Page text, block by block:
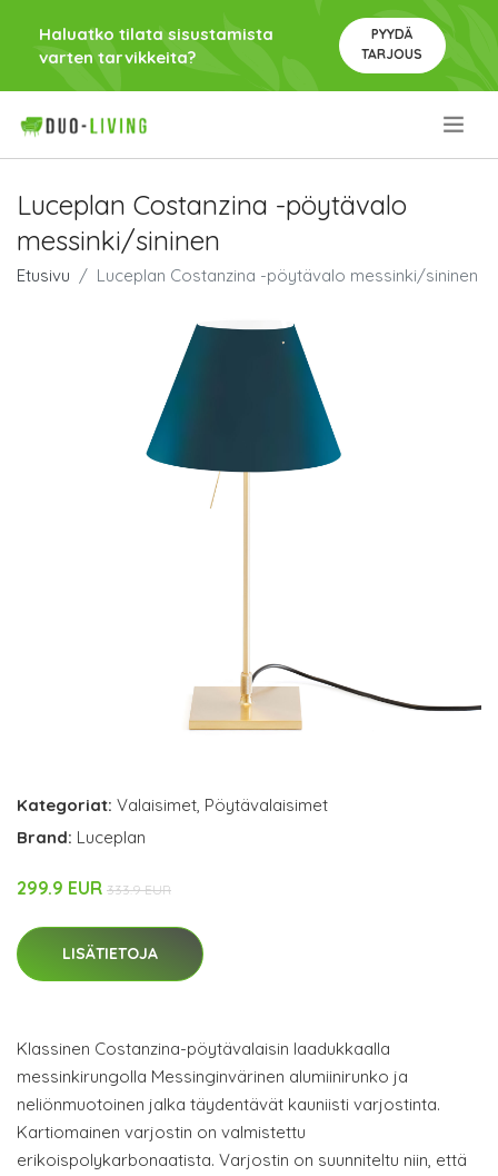
Haluatko tilata sisustamista
varten tarvikkeita?
PYYDÄ
TARJOUS
Luceplan Costanzina -pöytävalo
messinki/sininen
Etusivu Luceplan Costanzina -pöytävalo messinki/sininen
Kategoriat: Valaisimet, Pöytävalaisimet
Brand: Luceplan
299.9 EUR 333.9 EUR
LISÄTIETOJA
Klassinen Costanzina-pöytävalaisin laadukkaalla
messinkirungolla Messinginvärinen alumiinirunko ja
neliönmuotoinen jalka täydentävät kauniisti varjostinta.
Kartiomainen varjostin on valmistettu
erikoispolykarbonaatista. Varjostin on suunniteltu niin, että